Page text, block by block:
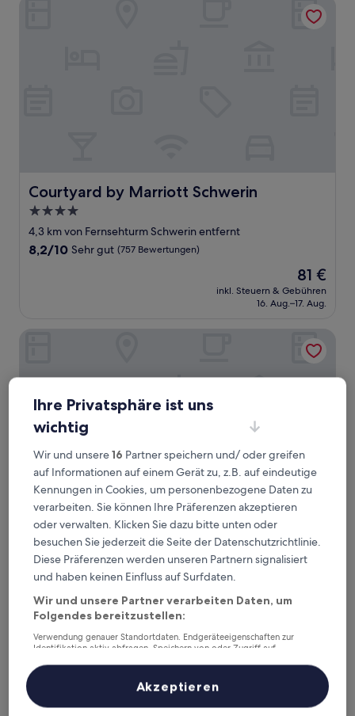
Courtyard by Marriott Schwerin
Courtyard by Marriott Schwerin
4.0-
Sterne-
Unterkunft
4,3 km von Fernsehturm Schwerin entfernt
8.2
Bewertungen)
8,2/10 Sehr gut (757 Bewertungen)
Der
Preis
beträgt
81 €
inkl. Steuern & Gebühren
16. Aug.–17. Aug.
Das Fritz Hotel
Das Fritz Hotel
3,6 km von Fernsehturm Schwerin entfernt
9.0
von
Wunderbar,
(17
Bewertungen)
9,0/10 Wunderbar (17 Bewertungen)
Preis
inkl. Steuern & Gebühren
Hotel ARTE Schwerin
Ihre Privatsphäre ist uns
wichtig
Wir und unsere16 Partner speichern und/ oder greifen
auf Informationen auf einem Gerät zu, z.B. auf eindeutige
Kennungen in Cookies, um personenbezogene Daten zu
verarbeiten. Sie können Ihre Präferenzen akzeptieren
oder verwalten. Klicken Sie dazu bitte unten oder
besuchen Sie jederzeit die Seite der Datenschutzrichtlinie.
Diese Präferenzen werden unseren Partnern signalisiert
und haben keinen Einfluss auf Surfdaten.
Wir und unsere Partner verarbeiten Daten, um
Folgendes bereitzustellen:
Verwendung genauer Standortdaten. Endgeräteeigenschaften zur
Identifikation aktiv abfragen. Speichern von oder Zugriff auf
Inhalte, Messung von Werbeleistung und der Performance von Inhalten,
Zielgruppenforschung sowie Entwicklung und Verbesserung von
Liste der Partner (Lieferanten)
Akzeptieren